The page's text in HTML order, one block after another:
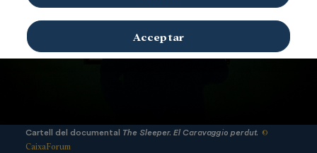
Cartell del documental The Sleeper. El Caravaggio perdut. ©
CaixaForum
Acceptar